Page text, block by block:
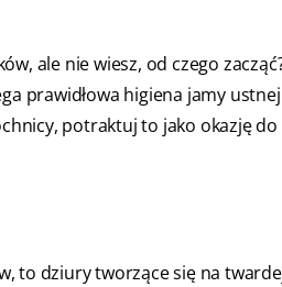
ale nie wiesz, od czego
prawidłowa higiena jamy
potraktuj to jako okazję
to dziury tworzące się na